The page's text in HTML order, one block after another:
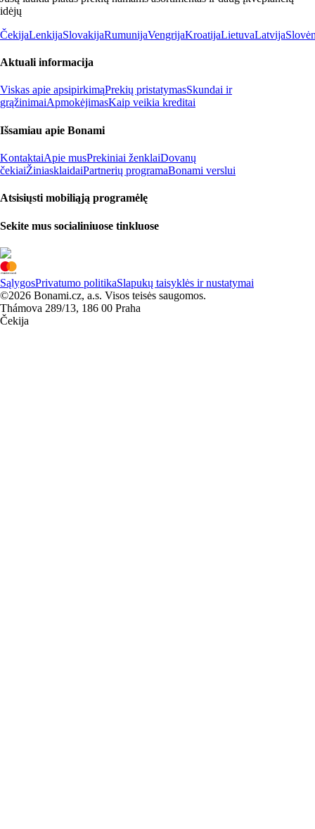
idėjų
ČekijaLenkijaSlovakijaRumunijaVengrijaKroatijaLietuvaLatvija
Aktuali informacija
Viskas apie apsipirkimąPrekių pristatymasSkundai ir
grąžinimaiApmokėjimasKaip veikia kreditai
Išsamiau apie Bonami
KontaktaiApie musPrekiniai ženklaiDovanų
čekiaiŽiniasklaidaiPartnerių programaBonami verslui
Atsisiųsti mobiliąją programėlę
Sekite mus socialiniuose tinkluose
SąlygosPrivatumo politikaSlapukų taisyklės ir nustatymai
©2026 Bonami.cz, a.s. Visos teisės saugomos.
Thámova 289/13, 186 00 Praha
Čekija